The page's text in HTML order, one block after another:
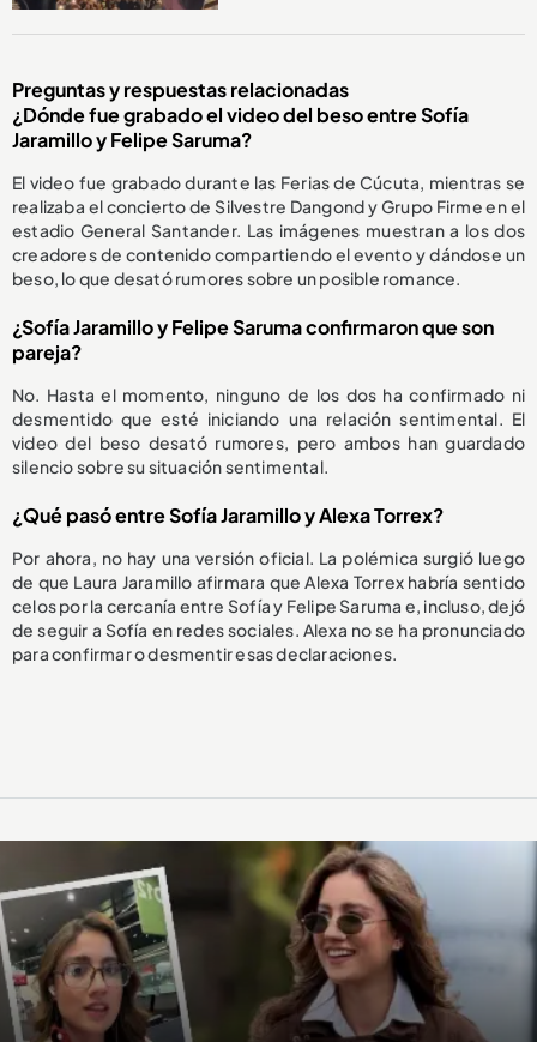
Preguntas y respuestas relacionadas
¿Dónde fue grabado el video del beso entre Sofía
Jaramillo y Felipe Saruma?
El video fue grabado durante las Ferias de Cúcuta, mientras se
realizaba el concierto de Silvestre Dangond y Grupo Firme en el
estadio General Santander. Las imágenes muestran a los dos
creadores de contenido compartiendo el evento y dándose un
beso, lo que desató rumores sobre un posible romance.
¿Sofía Jaramillo y Felipe Saruma confirmaron que son
pareja?
No. Hasta el momento, ninguno de los dos ha confirmado ni
desmentido que esté iniciando una relación sentimental. El
video del beso desató rumores, pero ambos han guardado
silencio sobre su situación sentimental.
¿Qué pasó entre Sofía Jaramillo y Alexa Torrex?
Por ahora, no hay una versión oficial. La polémica surgió luego
de que Laura Jaramillo afirmara que Alexa Torrex habría sentido
celos por la cercanía entre Sofía y Felipe Saruma e, incluso, dejó
de seguir a Sofía en redes sociales. Alexa no se ha pronunciado
para confirmar o desmentir esas declaraciones.